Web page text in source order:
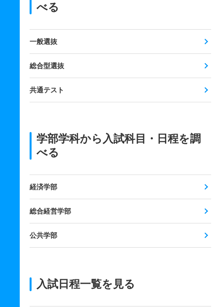
べる
一般選抜
総合型選抜
共通テスト
学部学科から入試科目・日程を調
べる
経済学部
総合経営学部
公共学部
入試日程一覧を見る